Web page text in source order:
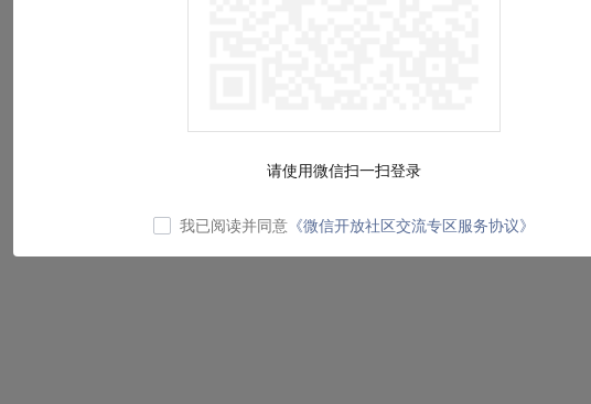
请使用微信扫一扫登录
我已阅读并同意 《微信开放社区交流专区服务协议》